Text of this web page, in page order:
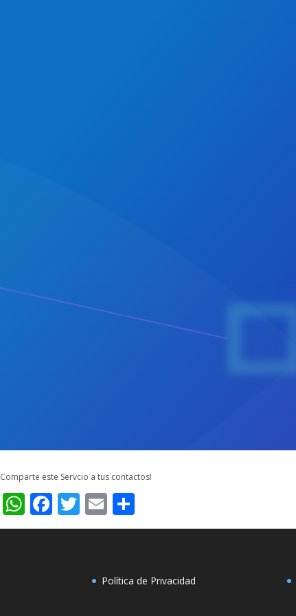
Comparte este Servcio a tus contactos!
WhatsApp
Facebook
Twitter
Email
Política de Privacidad